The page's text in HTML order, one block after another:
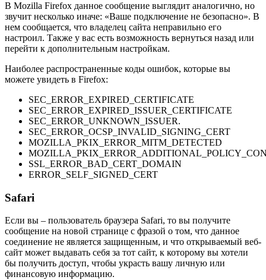
В Mozilla Firefox данное сообщение выглядит аналогично, но
звучит несколько иначе: «Ваше подключение не безопасно». В
нем сообщается, что владелец сайта неправильно его
настроил. Также у вас есть возможность вернуться назад или
перейти к дополнительным настройкам.
Наиболее распространенные коды ошибок, которые вы
можете увидеть в Firefox:
SEC_ERROR_EXPIRED_CERTIFICATE
SEC_ERROR_EXPIRED_ISSUER_CERTIFICATE
SEC_ERROR_UNKNOWN_ISSUER.
SEC_ERROR_OCSP_INVALID_SIGNING_CERT
MOZILLA_PKIX_ERROR_MITM_DETECTED
SSL_ERROR_BAD_CERT_DOMAIN
ERROR_SELF_SIGNED_CERT
Safari
Если вы – пользователь браузера Safari, то вы получите
сообщение на новой странице с фразой о том, что данное
соединение не является защищенным, и что открываемый веб-
сайт может выдавать себя за тот сайт, к которому вы хотели
бы получить доступ, чтобы украсть вашу личную или
финансовую информацию.